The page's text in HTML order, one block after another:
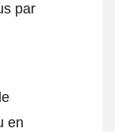
par
en